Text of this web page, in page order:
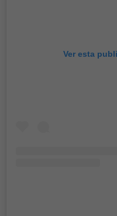
Ver esta